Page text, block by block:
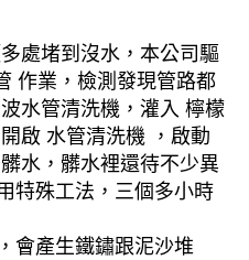
處堵到沒水，本公司驅
作業，檢測發現管路都
水管清洗機，灌入 檸檬
啟 水管清洗機 ，啟動
水，髒水裡還待不少異
特殊工法，三個多小時
會產生鐵鏽跟泥沙堆